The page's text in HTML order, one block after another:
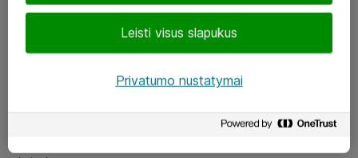
LinkedIn
Leisti visus slapukus
Privatumo nustatymai